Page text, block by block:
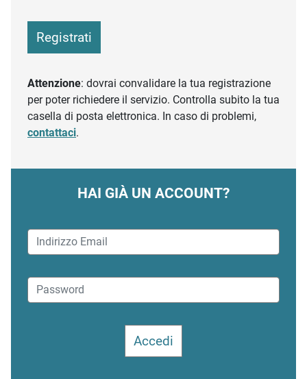
Registrati
Attenzione: dovrai convalidare la tua registrazione
per poter richiedere il servizio. Controlla subito la tua
casella di posta elettronica. In caso di problemi,
contattaci.
HAI GIÀ UN ACCOUNT?